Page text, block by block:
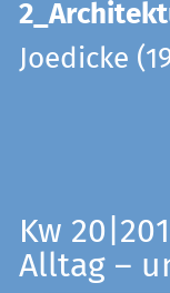
Joedicke
Kw
Alltag –